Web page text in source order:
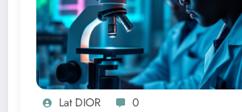
Lat DIOR 0